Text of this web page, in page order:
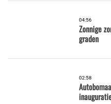
04:56
Zonnige
graden
02:58